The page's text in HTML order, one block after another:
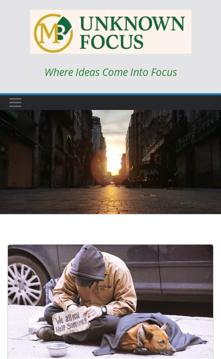
Where Ideas Come Into Focus